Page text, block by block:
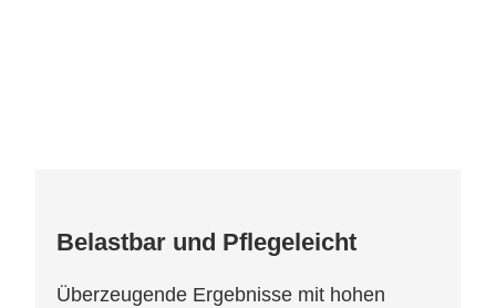
Belastbar und Pflegeleicht
Überzeugende Ergebnisse mit hohen